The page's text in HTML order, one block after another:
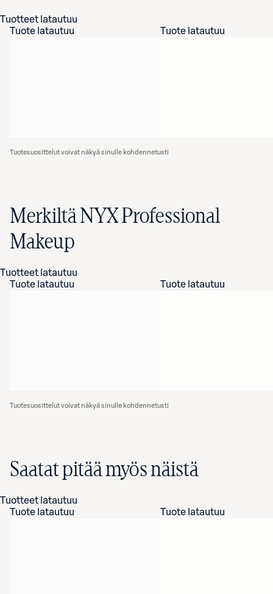
Tuotteet latautuu
Tuote latautuu
Tuote latautuu
Tuotesuosittelut voivat näkyä sinulle kohdennetusti
Merkiltä NYX Professional
Makeup
Tuotteet latautuu
Tuote latautuu
Tuote latautuu
Tuotesuosittelut voivat näkyä sinulle kohdennetusti
Saatat pitää myös näistä
Tuotteet latautuu
Tuote latautuu
Tuote latautuu